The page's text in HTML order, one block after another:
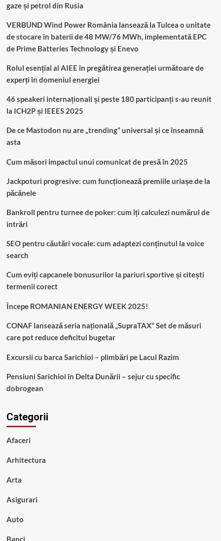
gaze și petrol din Rusia
VERBUND Wind Power România lansează la Tulcea o unitate
de stocare în baterii de 48 MW/76 MWh, implementată EPC
de Prime Batteries Technology și Enevo
Rolul esențial al AIEE în pregătirea generației următoare de
experți în domeniul energiei
46 speakeri internaționali și peste 180 participanți s-au reunit
la ICH2P și IEEES 2025
De ce Mastodon nu are „trending” universal și ce înseamnă
asta
Cum măsori impactul unui comunicat de presă în 2025
Jackpoturi progresive: cum funcționează premiile uriașe de la
păcănele
Bankroll pentru turnee de poker: cum îți calculezi numărul de
intrări
SEO pentru căutări vocale: cum adaptezi conținutul la voice
search
Cum eviți capcanele bonusurilor la pariuri sportive și citești
termenii corect
Începe ROMANIAN ENERGY WEEK 2025!
CONAF lansează seria națională „SupraTAX” Set de măsuri
care pot reduce deficitul bugetar
Excursii cu barca Sarichioi – plimbări pe Lacul Razim
Pensiuni Sarichioi în Delta Dunării – sejur cu specific
dobrogean
Categorii
Afaceri
Arhitectura
Arta
Asigurari
Auto
Banci